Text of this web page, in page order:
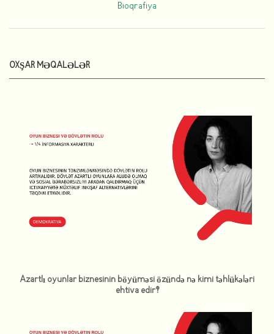
Bioqrafiya
OXŞAR MƏQALƏLƏR
Azartlı oyunlar biznesinin böyüməsi özündə nə kimi təhlükələri
ehtiva edir?